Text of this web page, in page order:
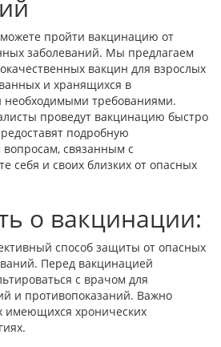
пройти вакцинацию от
заболеваний. Мы предлагаем
вакцин для взрослых
и хранящихся в
необходимыми требованиями.
проведут вакцинацию быстро
подробную
связанным с
себя и своих близких от опасных
о вакцинации:
способ защиты от опасных
Перед вакцинацией
с врачом для
и противопоказаний. Важно
имеющихся хронических